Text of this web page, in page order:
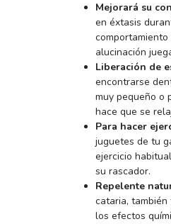
Mejorará su
en éxtasis
alucinación
Liberación de
encontrarse
muy pequeño o
hace que se
Para hacer
juguetes de tu
ejercicio
su rascador.
Repelente
cataria,
los efectos